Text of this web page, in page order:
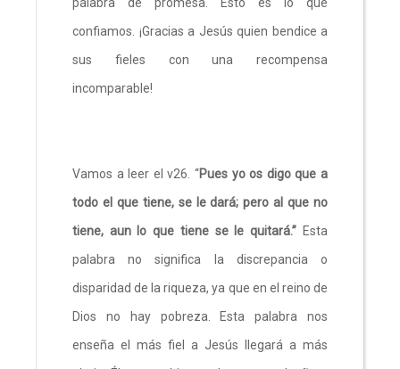
confiamos. ¡Gracias a Jesús quien bendice a
sus fieles con una recompensa
incomparable!
Vamos a leer el v26. “Pues yo os digo que a
todo el que tiene, se le dará; pero al que no
tiene, aun lo que tiene se le quitará.” Esta
palabra no significa la discrepancia o
disparidad de la riqueza, ya que en el reino de
Dios no hay pobreza. Esta palabra nos
enseña el más fiel a Jesús llegará a más